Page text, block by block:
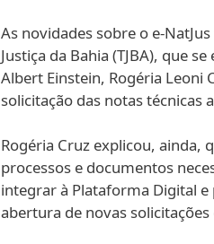
As novidades sobre o e-
Justiça da Bahia (TJBA), que
Albert Einstein, Rogéria Leoni
solicitação das notas
Rogéria Cruz explicou, ainda,
processos e documentos
integrar à Plataforma Digital
abertura de novas